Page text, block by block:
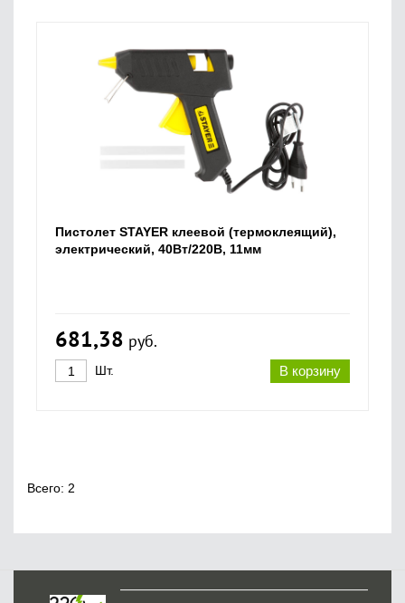
Пистолет STAYER клеевой (термоклеящий),
электрический, 40Вт/220В, 11мм
681,38 руб.
В корзину
Шт.
Всего: 2